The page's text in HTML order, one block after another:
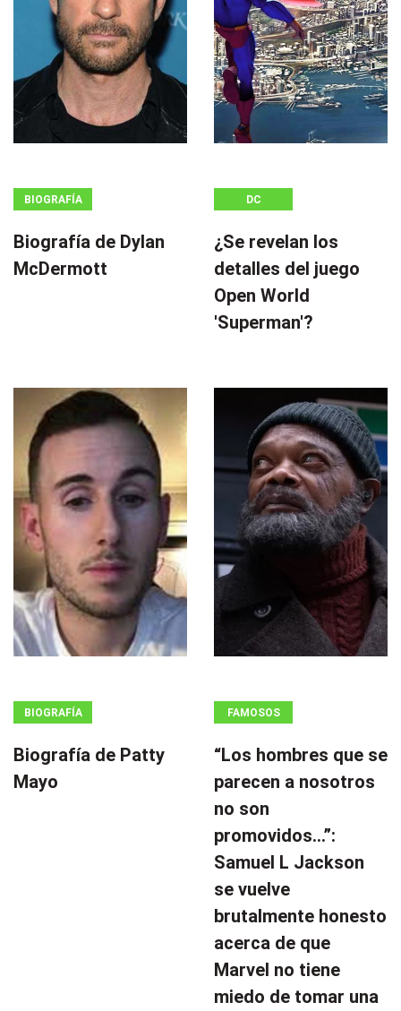
BIOGRAFÍA
Biografía de Dylan
McDermott
DC
¿Se revelan los
detalles del juego
Open World
'Superman'?
BIOGRAFÍA
Biografía de Patty
Mayo
FAMOSOS
“Los hombres que se
parecen a nosotros
no son
promovidos…”:
Samuel L Jackson
se vuelve
brutalmente honesto
acerca de que
Marvel no tiene
miedo de tomar una